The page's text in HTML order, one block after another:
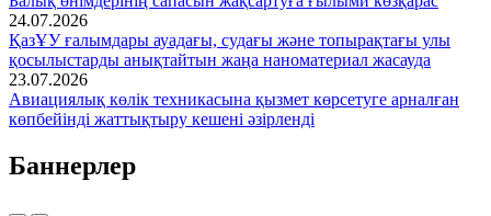
24.07.2026
ҚазҰУ ғалымдары ауадағы, судағы және топырақтағы улы
қосылыстарды анықтайтын жаңа наноматериал жасауда
23.07.2026
Авиациялық көлік техникасына қызмет көрсетуге арналған
көпбейінді жаттықтыру кешені әзірленді
Баннерлер